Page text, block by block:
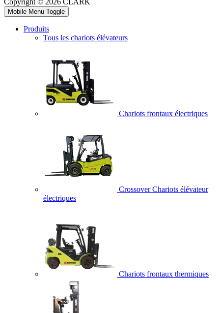
Mobile Menu Toggle
Produits
Tous les chariots élévateurs
Chariots frontaux électriques
Crossover Chariots élévateur
électriques
Chariots frontaux thermiques